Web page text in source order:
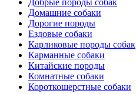
Добрые породы собак
Домашние собаки
Дорогие породы
Ездовые собаки
Карликовые породы собак
Карманные собаки
Китайские породы
Комнатные собаки
Короткошерстные собаки